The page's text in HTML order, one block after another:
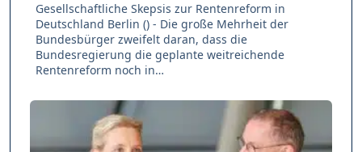
Gesellschaftliche Skepsis zur Rentenreform in
Deutschland Berlin () - Die große Mehrheit der
Bundesbürger zweifelt daran, dass die
Bundesregierung die geplante weitreichende
Rentenreform noch in…